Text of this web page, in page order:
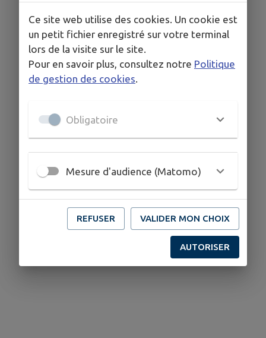
Permis d'Aménager
Permis de démolir
Permis modificatif
Bornes cadastrales
Le plan climat (PCAET)
Carte grise
Ce site web utilise des cookies. Un cookie est
un petit fichier enregistré sur votre terminal
lors de la visite sur le site.
Pour en savoir plus, consultez notre Politique
de gestion des cookies.
Obligatoire
Mesure d'audience (Matomo)
REFUSER VALIDER MON CHOIX
AUTORISER